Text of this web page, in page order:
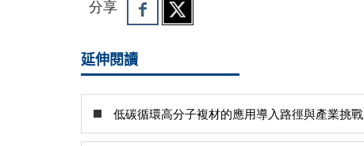
分享
延伸閱讀
低碳循環高分子複材的應用導入路徑與產業挑戰